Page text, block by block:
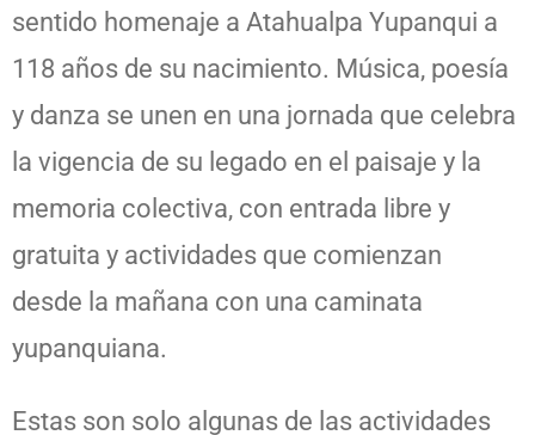
sentido homenaje a Atahualpa Yupanqui a
118 años de su nacimiento. Música, poesía
y danza se unen en una jornada que celebra
la vigencia de su legado en el paisaje y la
memoria colectiva, con entrada libre y
gratuita y actividades que comienzan
desde la mañana con una caminata
yupanquiana.
Estas son solo algunas de las actividades